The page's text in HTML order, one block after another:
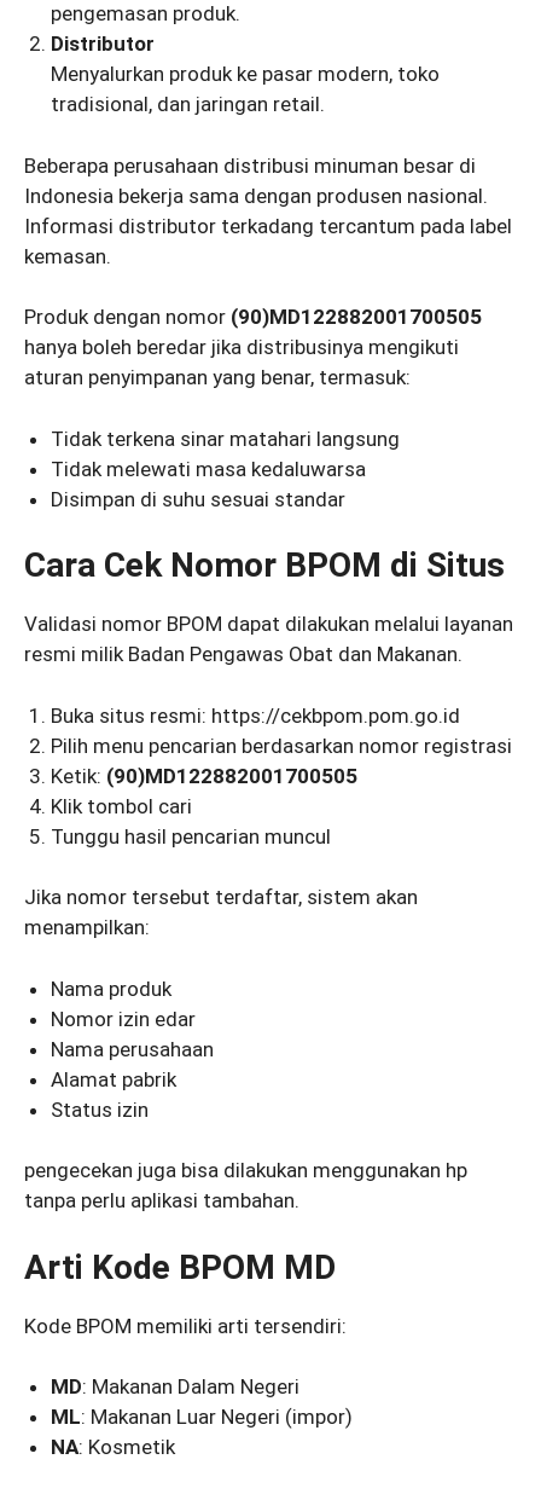
pengemasan produk.
Distributor
Menyalurkan produk ke pasar modern, toko
tradisional, dan jaringan retail.
Beberapa perusahaan distribusi minuman besar di
Indonesia bekerja sama dengan produsen nasional.
Informasi distributor terkadang tercantum pada label
kemasan.
Produk dengan nomor (90)MD122882001700505
hanya boleh beredar jika distribusinya mengikuti
aturan penyimpanan yang benar, termasuk:
Tidak terkena sinar matahari langsung
Tidak melewati masa kedaluwarsa
Disimpan di suhu sesuai standar
Cara Cek Nomor BPOM di Situs
Validasi nomor BPOM dapat dilakukan melalui layanan
resmi milik Badan Pengawas Obat dan Makanan.
Buka situs resmi: https://cekbpom.pom.go.id
Pilih menu pencarian berdasarkan nomor registrasi
Ketik: (90)MD122882001700505
Klik tombol cari
Tunggu hasil pencarian muncul
Jika nomor tersebut terdaftar, sistem akan
menampilkan:
Nama produk
Nomor izin edar
Nama perusahaan
Alamat pabrik
Status izin
pengecekan juga bisa dilakukan menggunakan hp
tanpa perlu aplikasi tambahan.
Arti Kode BPOM MD
Kode BPOM memiliki arti tersendiri:
MD: Makanan Dalam Negeri
ML: Makanan Luar Negeri (impor)
NA: Kosmetik